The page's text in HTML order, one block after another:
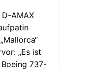
AMAX
„Es ist
737-